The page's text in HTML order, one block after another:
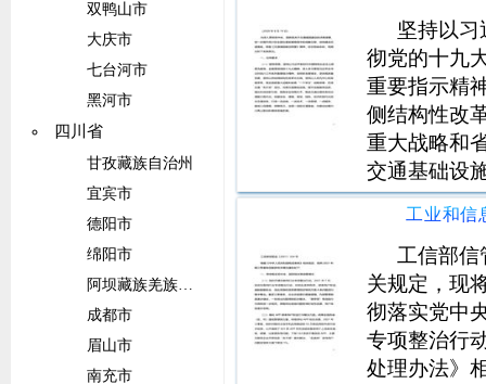
双鸭山市
大庆市
七台河市
黑河市
四川省
甘孜藏族自治州
宜宾市
德阳市
绵阳市
阿坝藏族羌族自治州
成都市
眉山市
南充市
坚持以
彻党的十九
重要指示精
侧结构性改
重大战略和
交通基础设
全保障水平
便捷、高效
施、一流技
力、
工信部信
关规定，现
彻落实党中
专项整治行
处理办法》